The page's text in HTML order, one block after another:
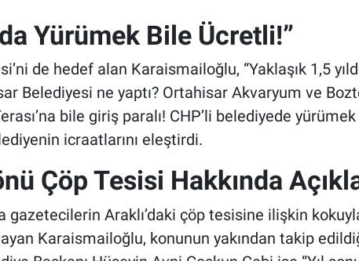
Yürümek Bile Ücretli!”
de hedef alan Karaismailoğlu, “Yaklaşık 1,5
Belediyesi ne yaptı? Ortahisar Akvaryum ve
bile giriş paralı! CHP’li belediyede
icraatlarını eleştirdi.
Çöp Tesisi Hakkında
gazetecilerin Araklı’daki çöp tesisine ilişkin
Karaismailoğlu, konunun yakından takip